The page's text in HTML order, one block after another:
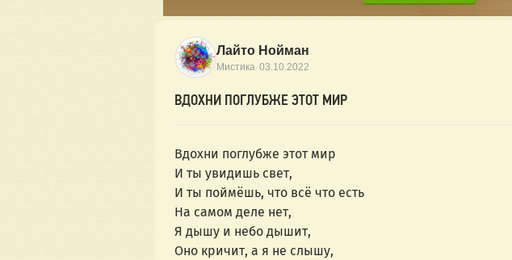
Лайто Нойман
Мистика·03.10.2022
ВДОХНИ ПОГЛУБЖЕ ЭТОТ МИР
Вдохни поглубже этот мир
И ты увидишь свет,
И ты поймёшь, что всё что есть
На самом деле нет,
Я дышу и небо дышит,
Оно кричит, а я не слышу,